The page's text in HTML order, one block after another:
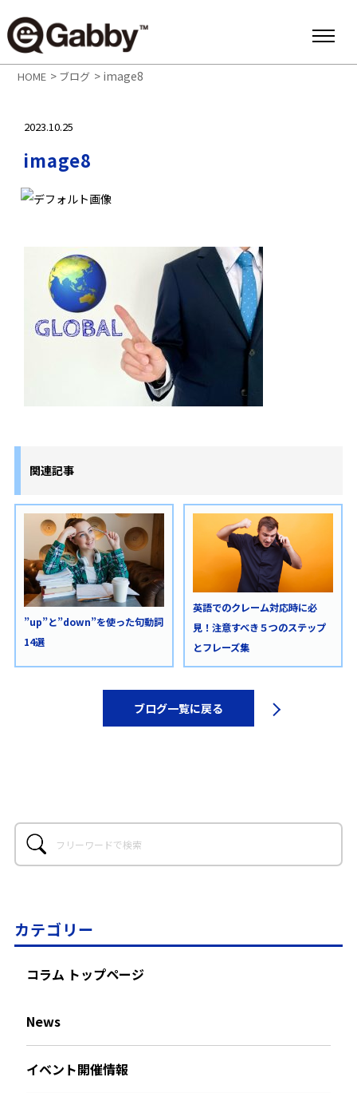
HOME > ブログ > image8
2023.10.25
image8
関連記事
”up”と”down”を使った句動詞
14選
英語でのクレーム対応時に必
見！注意すべき５つのステップ
とフレーズ集
ブログ一覧に戻る
カテゴリー
コラム トップページ
News
イベント開催情報